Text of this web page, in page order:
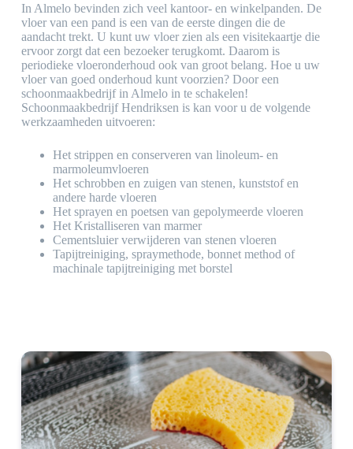
In Almelo bevinden zich veel kantoor- en winkelpanden. De
vloer van een pand is een van de eerste dingen die de
aandacht trekt. U kunt uw vloer zien als een visitekaartje die
ervoor zorgt dat een bezoeker terugkomt. Daarom is
periodieke vloeronderhoud ook van groot belang. Hoe u uw
vloer van goed onderhoud kunt voorzien? Door een
schoonmaakbedrijf in Almelo in te schakelen!
Schoonmaakbedrijf Hendriksen is kan voor u de volgende
werkzaamheden uitvoeren:
Het strippen en conserveren van linoleum- en
marmoleumvloeren
Het schrobben en zuigen van stenen, kunststof en
andere harde vloeren
Het sprayen en poetsen van gepolymeerde vloeren
Het Kristalliseren van marmer
Cementsluier verwijderen van stenen vloeren
Tapijtreiniging, spraymethode, bonnet method of
machinale tapijtreiniging met borstel